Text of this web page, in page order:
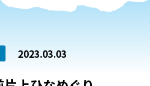
2023.03.03